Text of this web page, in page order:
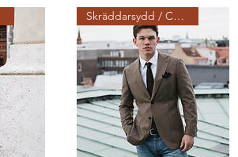
Skräddarsydd / Custom made